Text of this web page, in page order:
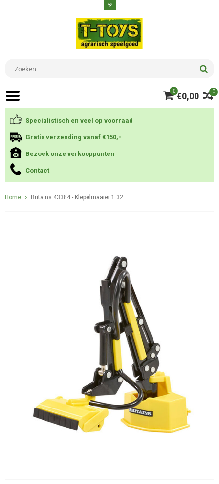
0
0 €0,00
Specialistisch en veel op voorraad
Gratis verzending vanaf €150,-
Bezoek onze verkooppunten
Contact
Home Britains 43384 - Klepelmaaier 1:32